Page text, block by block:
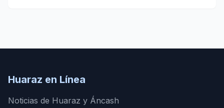
Huaraz en Línea
Noticias de Huaraz y Áncash